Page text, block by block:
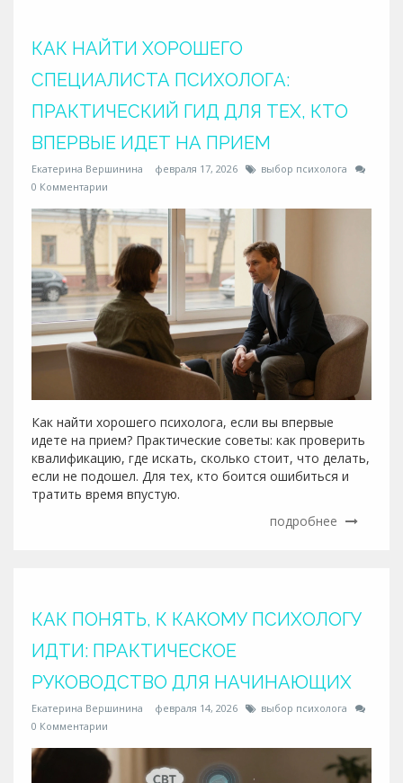
КАК НАЙТИ ХОРОШЕГО
СПЕЦИАЛИСТА ПСИХОЛОГА:
ПРАКТИЧЕСКИЙ ГИД ДЛЯ ТЕХ, КТО
ВПЕРВЫЕ ИДЕТ НА ПРИЕМ
Екатерина Вершинина февраля 17, 2026
выбор психолога
0 Комментарии
Как найти хорошего психолога, если вы впервые
идете на прием? Практические советы: как проверить
квалификацию, где искать, сколько стоит, что делать,
если не подошел. Для тех, кто боится ошибиться и
тратить время впустую.
подробнее
КАК ПОНЯТЬ, К КАКОМУ ПСИХОЛОГУ
ИДТИ: ПРАКТИЧЕСКОЕ
РУКОВОДСТВО ДЛЯ НАЧИНАЮЩИХ
Екатерина Вершинина февраля 14, 2026
выбор психолога
0 Комментарии